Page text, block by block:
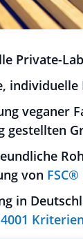
Private-
individuelle
veganer
gestellten
von
in